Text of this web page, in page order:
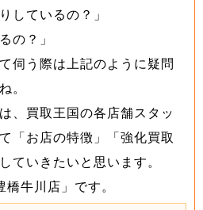
しているの？」
の？」
伺う際は上記のように疑問
。
、買取王国の各店舗スタッ
「お店の特徴」「強化買取
ていきたいと思います。
牛川店」です。